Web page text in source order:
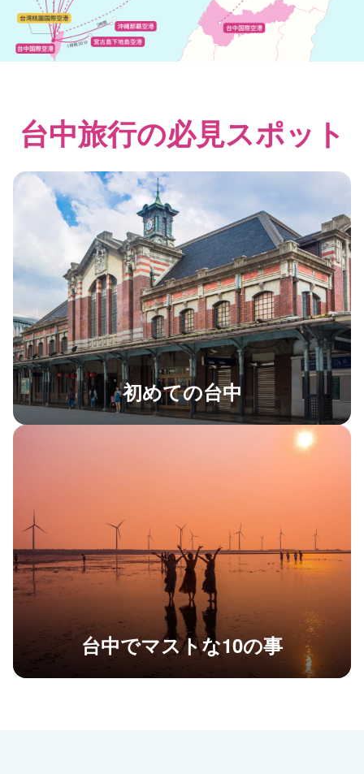
台中旅行の必見スポット
初めての台中
台中でマストな10の事